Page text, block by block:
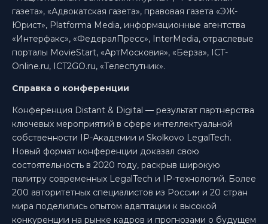
газета», «Адвокатская газета», правовая газета «ЭЖ-
Юрист», Platforma Media, информационные агентства
«Интерфакс», «ФедералПресс», InterMedia, отраслевые
порталы MovieStart, «АртМосковия», «Берза», ICT-
Online.ru, ICT2GO.ru, «Телеспутник».
Справка о конференции
Конференция Distant & Digital — результат партнерства
ключевых мероприятий в сфере интеллектуальной
собственности IP-Академии и Skolkovo LegalTech.
Новый формат конференции доказал свою
состоятельность в 2020 году, раскрыв широкую
палитру современных LegalTech и IP-технологий. Более
200 авторитетных специалистов из России и 20 стран
мира поделились опытом адаптации к высокой
конкуренции на рынке кадров и прогнозами о будущем